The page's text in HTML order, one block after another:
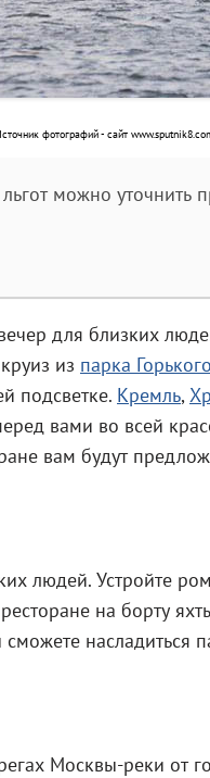
фотографий - сайт
можно уточнить
для близких
из парка Горького
подсветке. Кремль,
вами во всей
вам будут
людей. Устройте
на борту
насладиться
Москвы-реки от